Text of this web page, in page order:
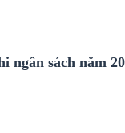
ngân sách năm